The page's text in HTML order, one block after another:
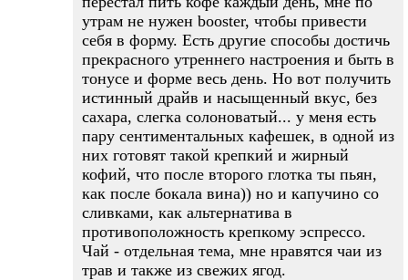
утрам не нужен booster, чтобы привести
себя в форму. Есть другие способы достичь
прекрасного утреннего настроения и быть в
тонусе и форме весь день. Но вот получить
истинный драйв и насыщенный вкус, без
сахара, слегка солоноватый... у меня есть
пару сентиментальных кафешек, в одной из
них готовят такой крепкий и жирный
кофий, что после второго глотка ты пьян,
как после бокала вина)) но и капучино со
сливками, как альтернатива в
противоположность крепкому эспрессо.
Чай - отдельная тема, мне нравятся чаи из
трав и также из свежих ягод.